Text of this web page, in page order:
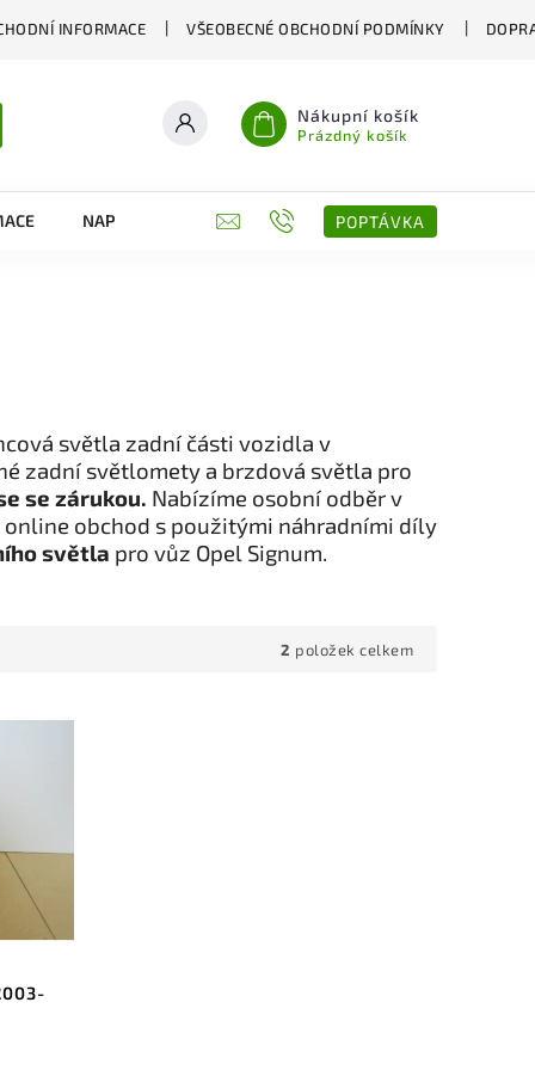
INFORMACE VŠEOBECNÉ OBCHODNÍ PODMÍNKY
Nákupní košík
Prázdný košík
NAPIŠTE NÁM KONTAKTY POPTÁVKA
světla zadní části vozidla v
zadní světlomety a brzdová světla pro
se zárukou. Nabízíme osobní odběr v
online obchod s použitými náhradními díly
světla pro vůz Opel Signum.
2 položek celkem